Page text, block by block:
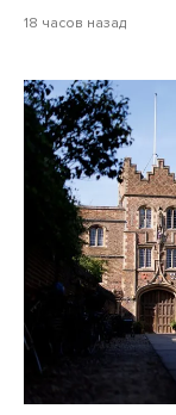
18 часов назад